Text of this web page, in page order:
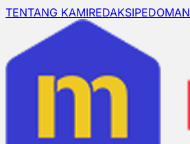
TENTANG KAMIREDAKSIPEDOMAN